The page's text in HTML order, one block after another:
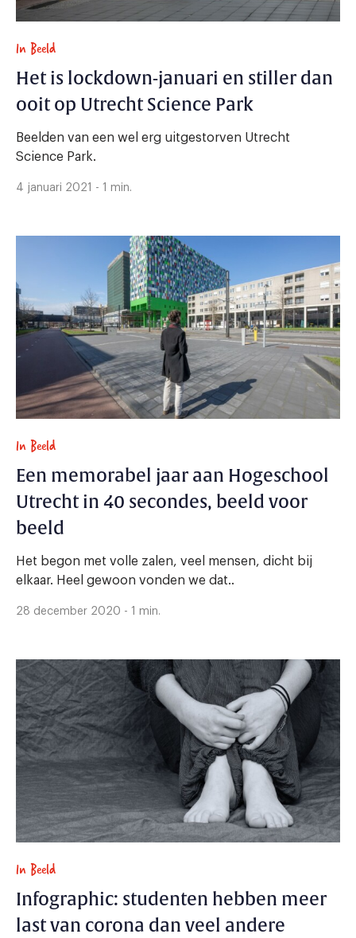
In Beeld
Het is lockdown-januari en stiller dan
ooit op Utrecht Science Park
Beelden van een wel erg uitgestorven Utrecht
Science Park.
4 januari 2021 - 1 min.
In Beeld
Een memorabel jaar aan Hogeschool
Utrecht in 40 secondes, beeld voor
beeld
Het begon met volle zalen, veel mensen, dicht bij
elkaar. Heel gewoon vonden we dat..
28 december 2020 - 1 min.
In Beeld
Infographic: studenten hebben meer
last van corona dan veel andere